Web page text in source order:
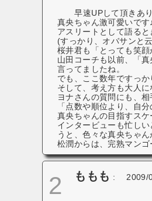
早速UPして頂きあ
真央ちゃん激可愛いです
アスリートとして語る
(すっかり、オバサンと
桜井君も「とっても笑顔
山田コーチも以前、「
言ってましたね。
でも、ここ数年ですっ
そして、考え方も大人に
ヨナさんの質問にも、
「点数や順位より、自
真央ちゃんの目指すスケ
インタービューも忙し
うと、色々な真央ちゃん
松潤からは、完熟マン
2 ももも : 2009/